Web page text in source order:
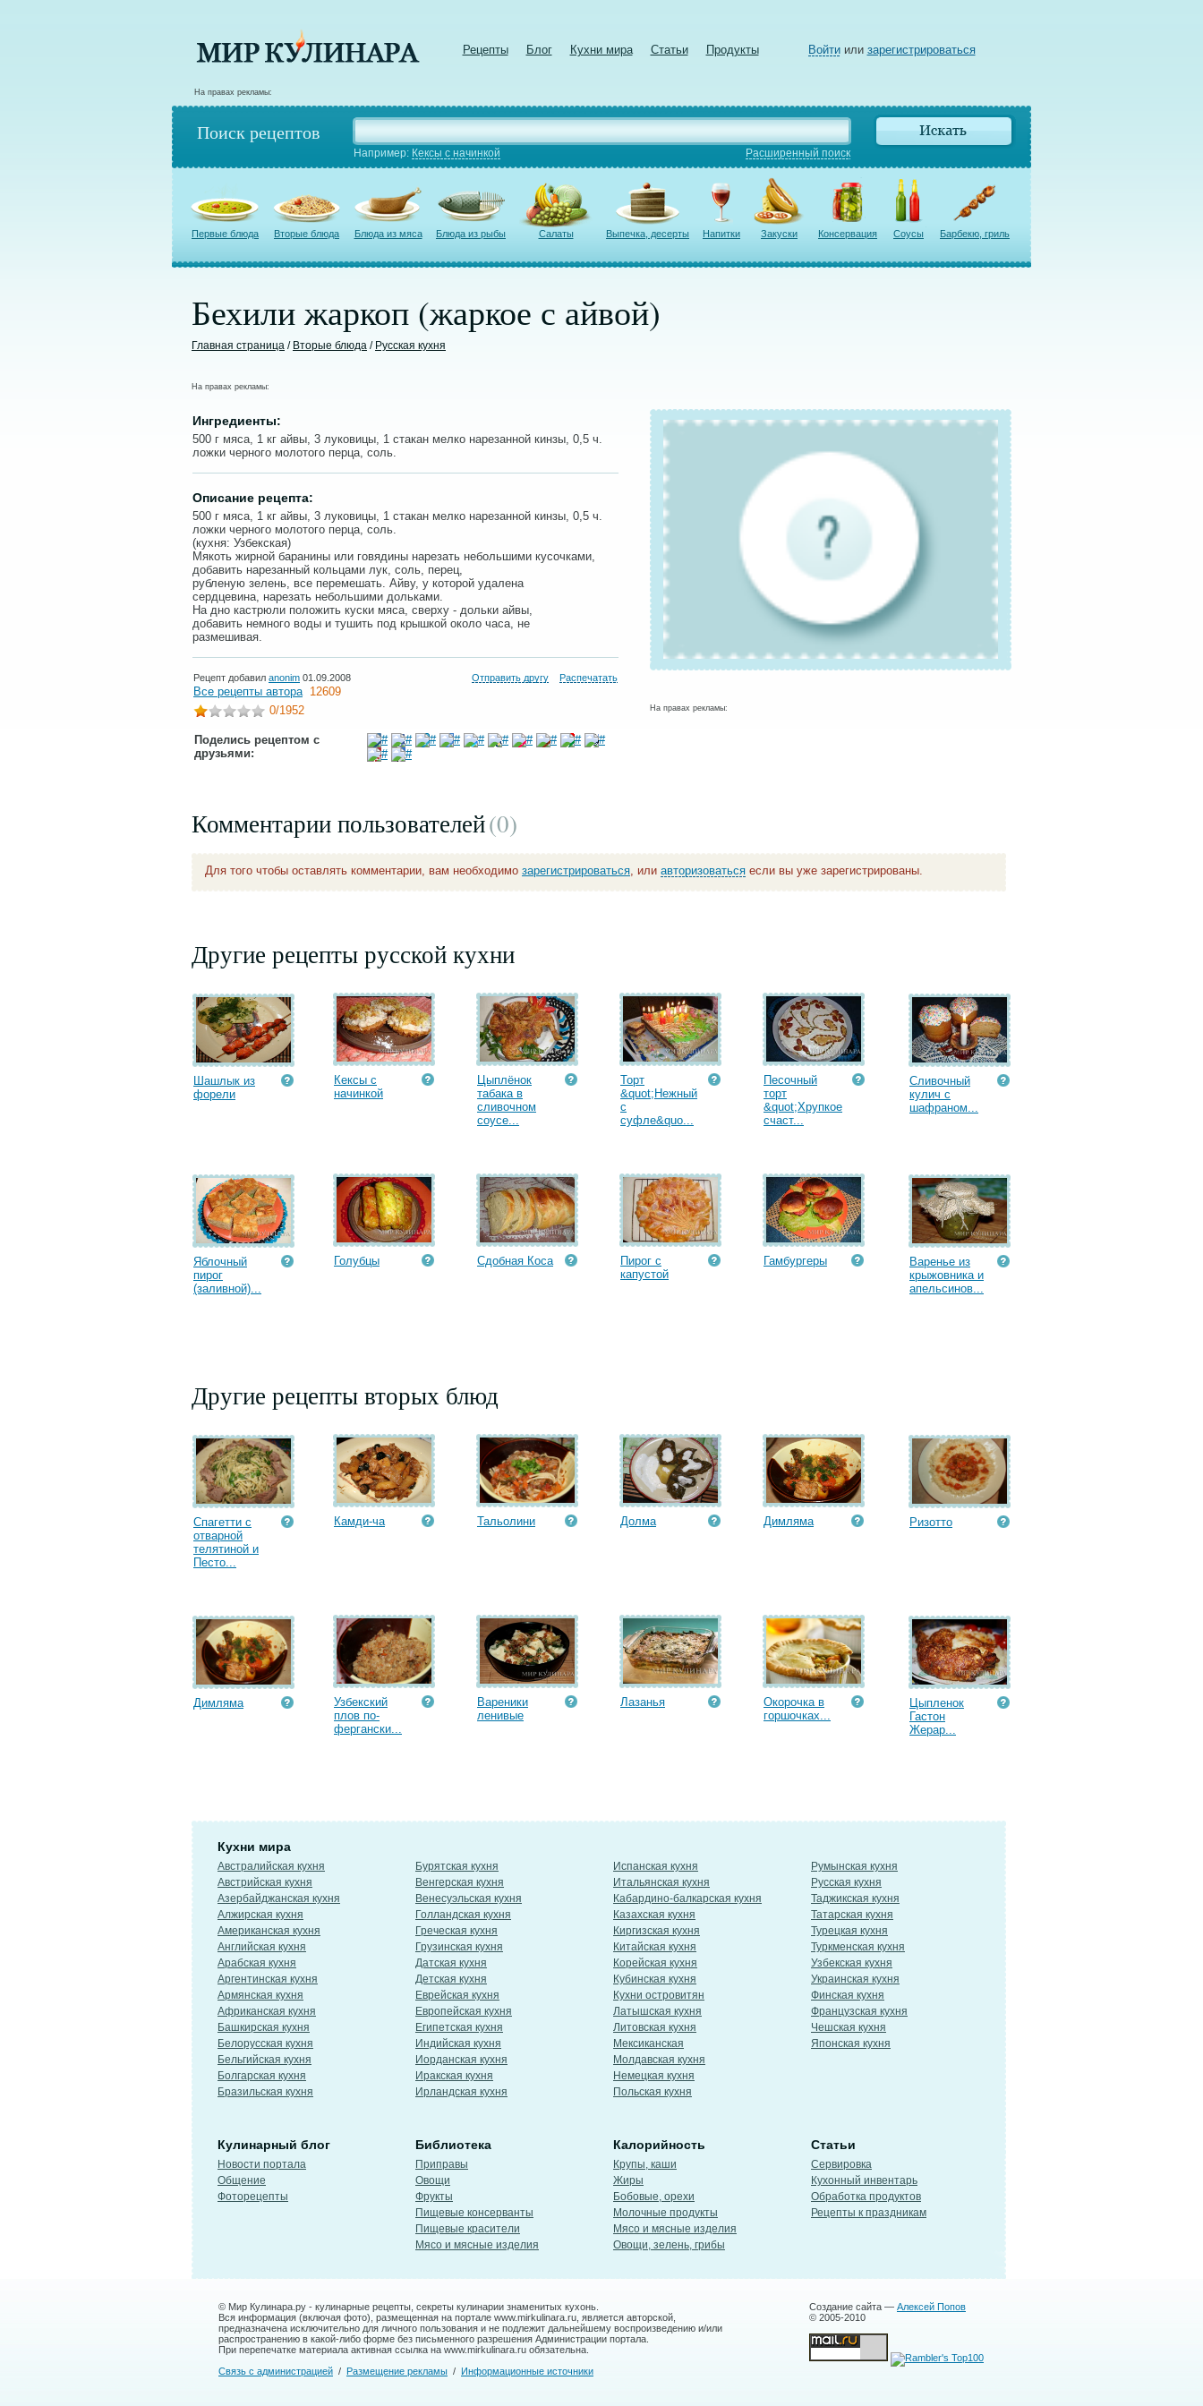
Рецепты Блог Кухни мира Статьи Продукты Войтиили зарегистрироваться
На правах рекламы:
Поиск рецептов
Например: Кексы с начинкой Расширенный поиск
Первые блюда Вторые блюда Блюда из мяса Блюда из рыбы Салаты Выпечка, десерты Напитки Закуски Консервация Соусы Барбекю, гриль
Бехили жаркоп (жаркое с айвой)
Главная страница / Вторые блюда / Русская кухня
На правах рекламы:
Ингредиенты:
500 г мяса, 1 кг айвы, 3 луковицы, 1 стакан мелко нарезанной кинзы, 0,5 ч.
ложки черного молотого перца, соль.
Описание рецепта:
500 г мяса, 1 кг айвы, 3 луковицы, 1 стакан мелко нарезанной кинзы, 0,5 ч.
ложки черного молотого перца, соль.
(кухня: Узбекская)
Мякоть жирной баранины или говядины нарезать небольшими кусочками,
добавить нарезанный кольцами лук, соль, перец,
рубленую зелень, все перемешать. Айву, у которой удалена
сердцевина, нарезать небольшими дольками.
На дно кастрюли положить куски мяса, сверху - дольки айвы,
добавить немного воды и тушить под крышкой около часа, не
размешивая.
Рецепт добавил anonim 01.09.2008 Отправить другу Распечатать
Все рецепты автора 12609
0/1952
Поделись рецептом с
друзьями:
На правах рекламы:
Комментарии пользователей(0)
Для того чтобы оставлять комментарии, вам необходимо зарегистрироваться, или авторизоваться если вы уже зарегистрированы.
Другие рецепты русской кухни
Шашлык из
форели
Кексы с
начинкой
Цыплёнок
табака в
сливочном
соусе...
Торт
&quot;Нежный
с
суфле&quo...
Песочный
торт
&quot;Хрупкое
счаст...
Сливочный
кулич с
шафраном...
Яблочный
пирог
(заливной)...
Голубцы Сдобная Коса
Пирог с
капустой
Гамбургеры
Варенье из
крыжовника и
апельсинов...
Другие рецепты вторых блюд
Спагетти с
отварной
телятиной и
Песто...
Камди-ча Тальолини Долма Димляма Ризотто
Димляма
Узбекский
плов по-
фергански...
Вареники
ленивые
Лазанья
Окорочка в
горшочках...
Цыпленок
Гастон
Жерар...
Кухни мира
Австралийская кухня
Австрийская кухня
Азербайджанская кухня
Алжирская кухня
Американская кухня
Английская кухня
Арабская кухня
Аргентинская кухня
Армянская кухня
Африканская кухня
Башкирская кухня
Белорусская кухня
Бельгийская кухня
Болгарская кухня
Бразильская кухня
Бурятская кухня
Венгерская кухня
Венесуэльская кухня
Голландская кухня
Греческая кухня
Грузинская кухня
Датская кухня
Детская кухня
Еврейская кухня
Европейская кухня
Египетская кухня
Индийская кухня
Иорданская кухня
Иракская кухня
Ирландская кухня
Испанская кухня
Итальянская кухня
Кабардино-балкарская кухня
Казахская кухня
Киргизская кухня
Китайская кухня
Корейская кухня
Кубинская кухня
Кухни островитян
Латышская кухня
Литовская кухня
Мексиканская
Молдавская кухня
Немецкая кухня
Польская кухня
Румынская кухня
Русская кухня
Таджикская кухня
Татарская кухня
Турецкая кухня
Туркменская кухня
Узбекская кухня
Украинская кухня
Финская кухня
Французская кухня
Чешская кухня
Японская кухня
Кулинарный блог
Новости портала
Общение
Фоторецепты
Библиотека
Приправы
Овощи
Фрукты
Пищевые консерванты
Пищевые красители
Мясо и мясные изделия
Калорийность
Крупы, каши
Жиры
Бобовые, орехи
Молочные продукты
Мясо и мясные изделия
Овощи, зелень, грибы
Статьи
Сервировка
Кухонный инвентарь
Обработка продуктов
Рецепты к праздникам
© Мир Кулинара.ру - кулинарные рецепты, секреты кулинарии знаменитых кухонь.
Вся информация (включая фото), размещенная на портале www.mirkulinara.ru, является авторской,
предназначена исключительно для личного пользования и не подлежит дальнейшему воспроизведению и/или
распространению в какой-либо форме без письменного разрешения Администрации портала.
При перепечатке материала активная ссылка на www.mirkulinara.ru обязательна.
Связь с администрацией / Размещение рекламы / Информационные источники
Создание сайта — Алексей Попов
© 2005-2010